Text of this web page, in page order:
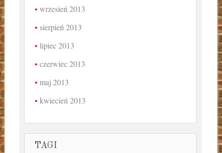
wrzesień 2013
sierpień 2013
lipiec 2013
czerwiec 2013
maj 2013
kwiecień 2013
TAGI